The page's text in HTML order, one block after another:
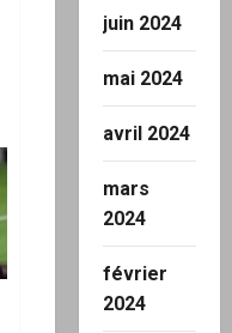
juin 2024
mai 2024
avril 2024
mars
2024
février
2024